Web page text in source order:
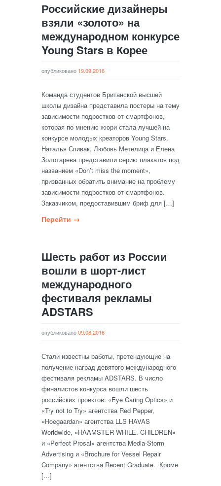
Российские дизайнеры
взяли «золото» на
международном конкурсе
Young Stars в Корее
опубликовано 19.09.2016
Команда студентов Британской высшей
школы дизайна представила постеры на тему
зависимости подростков от смартфонов,
которая по мнению жюри стала лучшей на
конкурсе молодых креаторов Young Stars.
Наталья Спивак, Любовь Метелица и Елена
Золотарева представили серию плакатов под
названием «Don’t miss the moment»,
призванных обратить внимание на проблему
зависимости подростков от смартфонов.
Заказчиком, предоставившим бриф для […]
Перейти →
Шесть работ из России
вошли в шорт-лист
международного
фестиваля рекламы
ADSTARS
опубликовано09.08.2016
Стали известны работы, претендующие на
получение наград девятого международного
фестиваля рекламы ADSTARS. В число
финалистов конкурса вошли шесть
российских проектов: «Eye Caring Optics» и
«Try not to Try» агентства Red Pepper,
«Hoegaardan» агентства LLS HAVAS
Worldwide, «HAAMSTER WHILE. CHILDREN»
и «Perfect Prosal» агентства Media-Storm
Advertising и «Brochure for Vessel Repair
Company» агентства Recent Graduate. Кроме
[…]